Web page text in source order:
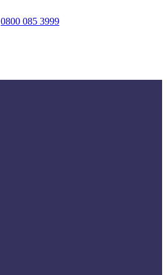
0800 085 3999